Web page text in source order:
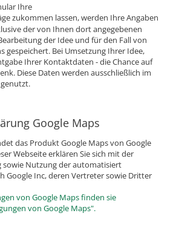
Ihre
zukommen lassen, werden Ihre Angaben
der von Ihnen dort angegebenen
der Idee und für den Fall von
gespeichert. Bei Umsetzung Ihrer Idee,
Ihrer Kontaktdaten - die Chance auf
Diese Daten werden ausschließlich im
Google Maps
das Produkt Google Maps von Google
Webseite erklären Sie sich mit der
sowie Nutzung der automatisiert
Google Inc, deren Vertreter sowie Dritter
von Google Maps finden sie
von Google Maps".